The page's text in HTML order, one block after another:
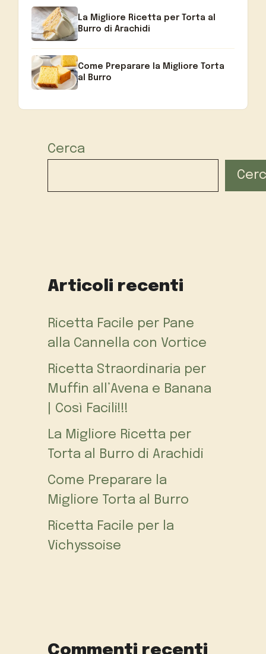
La Migliore Ricetta per Torta al
Burro di Arachidi
Come Preparare la Migliore Torta
al Burro
Cerca
Articoli recenti
Ricetta Facile per Pane
alla Cannella con Vortice
Ricetta Straordinaria per
Muffin all’Avena e Banana
| Così Facili!!!
La Migliore Ricetta per
Torta al Burro di Arachidi
Come Preparare la
Migliore Torta al Burro
Ricetta Facile per la
Vichyssoise